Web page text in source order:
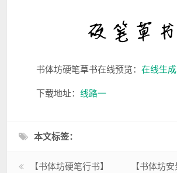
书体坊硬笔草书在线预览：在线生成
下载地址： 线路一
本文标签：
【书体坊硬笔行书】